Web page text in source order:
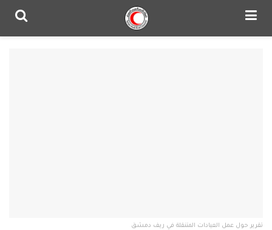
تقرير حول عمل العيادات المتنقلة في ريف دمشق